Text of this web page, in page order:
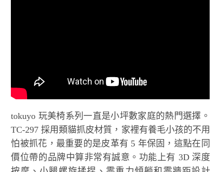
tokuyo 玩美椅系列一直是小坪數家庭的熱門選擇。
TC-297 採用類貓抓皮材質，家裡有養毛小孩的不用
怕被抓花，最重要的是皮革有 5 年保固，這點在同
價位帶的品牌中算非常有誠意。功能上有 3D 深度